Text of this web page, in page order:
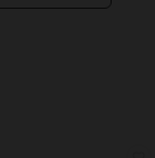
ブ
ベ